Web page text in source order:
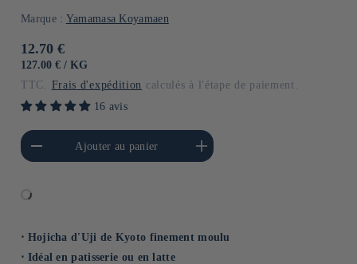
Marque : Yamamasa Koyamaen
Prix
habituel
12.70 €
PRIX
127.00 € / PAR
KG
TTC. Frais d'expédition calculés à l'étape de paiement.
16 avis
quantité de Default
Title
Ajouter au panier
Augmenter la quantité de
Default Title
⋅ Hojicha d'Uji de Kyoto finement moulu
⋅ Idéal en patisserie ou en latte